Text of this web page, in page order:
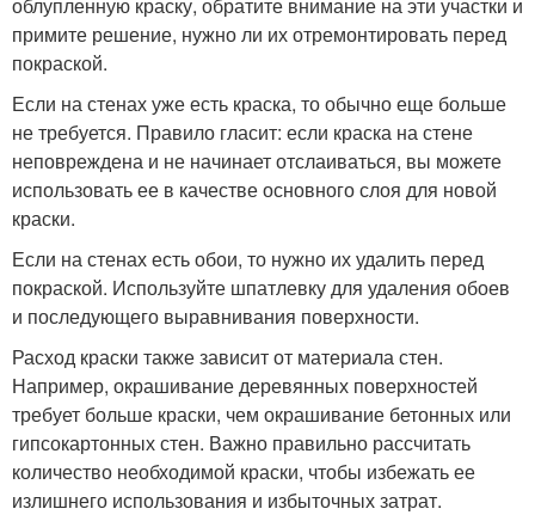
примите решение, нужно ли их отремонтировать перед
покраской.
Если на стенах уже есть краска, то обычно еще больше
не требуется. Правило гласит: если краска на стене
неповреждена и не начинает отслаиваться, вы можете
использовать ее в качестве основного слоя для новой
краски.
Если на стенах есть обои, то нужно их удалить перед
покраской. Используйте шпатлевку для удаления обоев
и последующего выравнивания поверхности.
Расход краски также зависит от материала стен.
Например, окрашивание деревянных поверхностей
требует больше краски, чем окрашивание бетонных или
гипсокартонных стен. Важно правильно рассчитать
количество необходимой краски, чтобы избежать ее
излишнего использования и избыточных затрат.